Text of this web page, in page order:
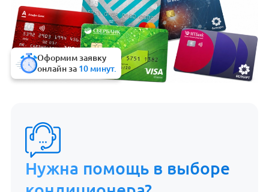
Оформим заявку
онлайн за 10 минут.
Нужна помощь в выборе